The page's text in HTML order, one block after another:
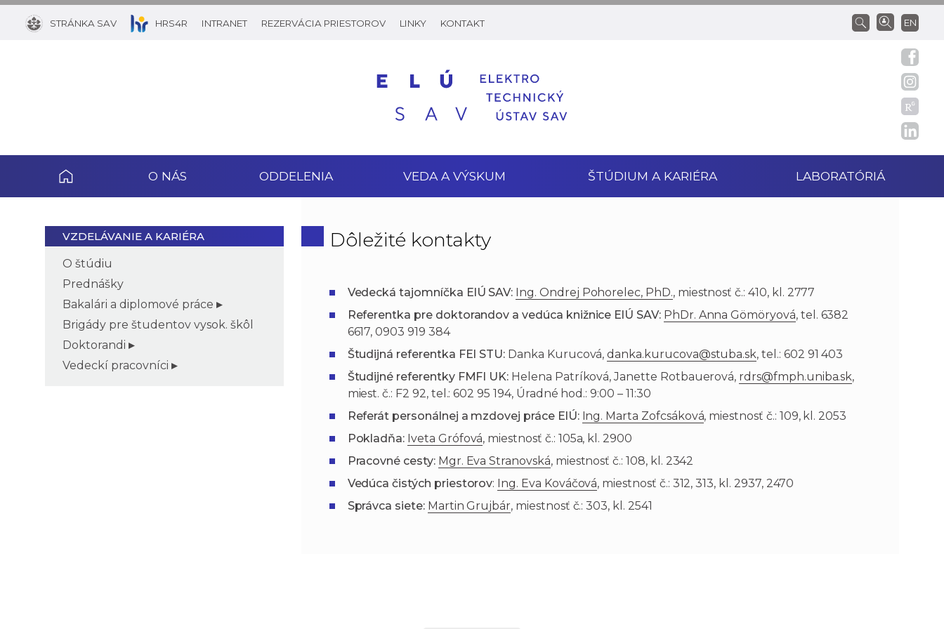
STRÁNKA SAV HRS4R INTRANET REZERVÁCIA PRIESTOROV LINKY KONTAKT EN
O NÁS ODDELENIA VEDA A VÝSKUM ŠTÚDIUM A KARIÉRA LABORATÓRIÁ
VZDELÁVANIE A KARIÉRA
O štúdiu
Prednášky
Bakalári a diplomové práce
Brigády pre študentov vysok. škôl
Doktorandi
Vedeckí pracovníci
Dôležité kontakty
Vedecká tajomníčka ElÚ SAV: Ing. Ondrej Pohorelec, PhD., miestnosť č.: 410, kl. 2777
Referentka pre doktorandov a vedúca knižnice ElÚ SAV: PhDr. Anna Gömöryová, tel. 6382
6617, 0903 919 384
Študijná referentka FEI STU: Danka Kurucová,danka.kurucova@stuba.sk, tel.: 602 91 403
Študijné referentky FMFI UK: Helena Patríková, Janette Rotbauerová, rdrs@fmph.uniba.sk,
miest. č.: F2 92, tel.: 602 95 194, Úradné hod.: 9:00 – 11:30
Referát personálnej a mzdovej práce ElÚ: Ing. Marta Zofcsáková, miestnosť č.: 109, kl. 2053
Pokladňa: Iveta Grófová, miestnosť č.: 105a, kl. 2900
Pracovné cesty: Mgr. Eva Stranovská, miestnosť č.: 108, kl. 2342
Vedúca čistých priestorov: Ing. Eva Kováčová, miestnosť č.: 312, 313, kl. 2937, 2470
Správca siete: Martin Grujbár, miestnosť č.: 303, kl. 2541